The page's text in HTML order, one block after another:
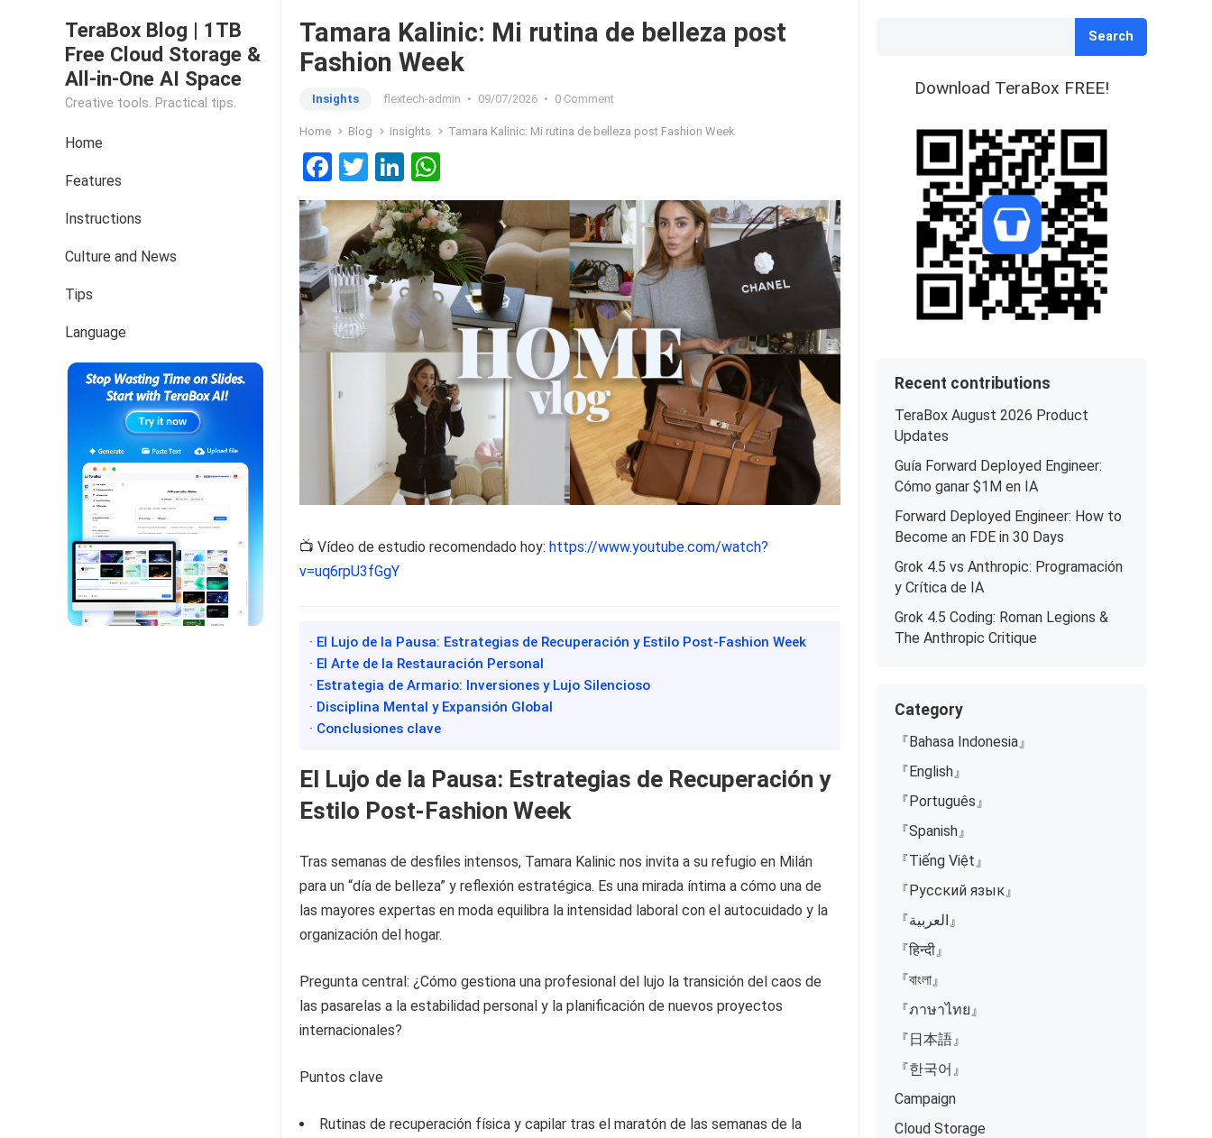
TeraBox Blog | 1TB
Free Cloud Storage &
All-in-One AI Space
Creative tools. Practical tips.
Home
Features
Instructions
Culture and News
Tips
Language
Tamara Kalinic: Mi rutina de belleza post
Fashion Week
Insights flextech-admin • 09/07/2026 • 0 Comment
Home Blog Insights Tamara Kalinic: Mi rutina de belleza post Fashion Week
F
a
ce
b
o
o
k
T
wi
tt
er
Li
n
ke
dI
n
h
at
s
A
p
p
📺 Vídeo de estudio recomendado hoy: https://www.youtube.com/watch?
v=uq6rpU3fGgY
· El Lujo de la Pausa: Estrategias de Recuperación y Estilo Post-Fashion Week
· El Arte de la Restauración Personal
· Estrategia de Armario: Inversiones y Lujo Silencioso
· Disciplina Mental y Expansión Global
· Conclusiones clave
El Lujo de la Pausa: Estrategias de Recuperación y
Estilo Post-Fashion Week
Tras semanas de desfiles intensos, Tamara Kalinic nos invita a su refugio en Milán
para un “día de belleza” y reflexión estratégica. Es una mirada íntima a cómo una de
las mayores expertas en moda equilibra la intensidad laboral con el autocuidado y la
organización del hogar.
Pregunta central: ¿Cómo gestiona una profesional del lujo la transición del caos de
las pasarelas a la estabilidad personal y la planificación de nuevos proyectos
internacionales?
Puntos clave
Rutinas de recuperación física y capilar tras el maratón de las semanas de la
Search
Download TeraBox FREE!
Recent contributions
TeraBox August 2026 Product
Updates
Guía Forward Deployed Engineer:
Cómo ganar $1M en IA
Forward Deployed Engineer: How to
Become an FDE in 30 Days
Grok 4.5 vs Anthropic: Programación
y Crítica de IA
Grok 4.5 Coding: Roman Legions &
The Anthropic Critique
Category
『Bahasa Indonesia』
『English』
『Português』
『Spanish』
『Tiếng Việt』
『Русский язык』
『العربية』
『हिन्दी』
『বাংলা』
『ภาษาไทย』
『日本語』
『한국어』
Campaign
Cloud Storage